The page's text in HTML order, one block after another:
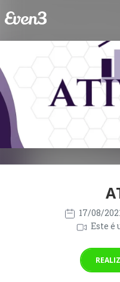
17/08/
Este é